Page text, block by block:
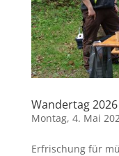
Wandertag 2026
Montag, 4. Mai
Erfrischung für